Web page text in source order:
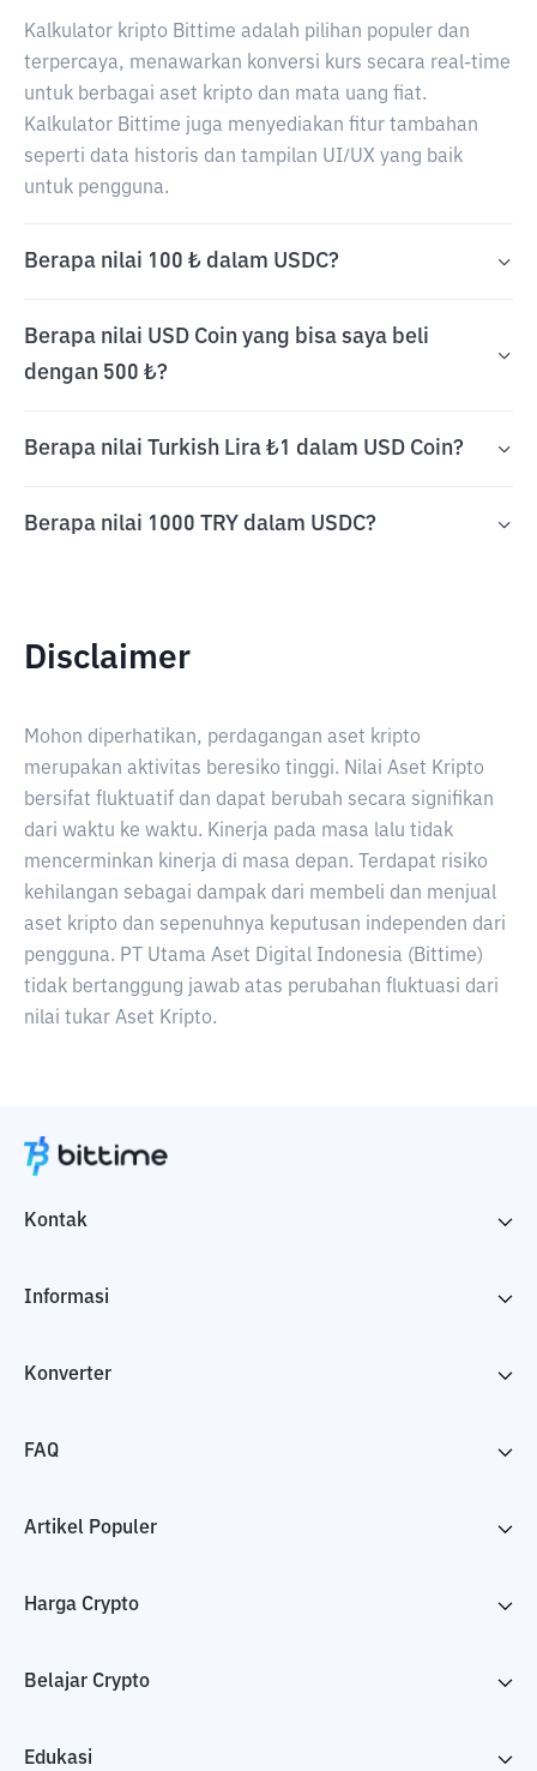
Kalkulator kripto Bittime adalah pilihan populer dan
terpercaya, menawarkan konversi kurs secara real-time
untuk berbagai aset kripto dan mata uang fiat.
Kalkulator Bittime juga menyediakan fitur tambahan
seperti data historis dan tampilan UI/UX yang baik
untuk pengguna.
Berapa nilai 100 ₺ dalam USDC?
Berapa nilai USD Coin yang bisa saya beli
dengan 500 ₺?
Berapa nilai Turkish Lira ₺1 dalam USD Coin?
Berapa nilai 1000 TRY dalam USDC?
Disclaimer
Mohon diperhatikan, perdagangan aset kripto
merupakan aktivitas beresiko tinggi. Nilai Aset Kripto
bersifat fluktuatif dan dapat berubah secara signifikan
dari waktu ke waktu. Kinerja pada masa lalu tidak
mencerminkan kinerja di masa depan. Terdapat risiko
kehilangan sebagai dampak dari membeli dan menjual
aset kripto dan sepenuhnya keputusan independen dari
pengguna. PT Utama Aset Digital Indonesia (Bittime)
tidak bertanggung jawab atas perubahan fluktuasi dari
nilai tukar Aset Kripto.
Kontak
Informasi
Konverter
FAQ
Artikel Populer
Harga Crypto
Belajar Crypto
Edukasi